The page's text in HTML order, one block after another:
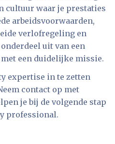
cultuur waar je prestaties
arbeidsvoorwaarden,
verlofregeling en
uit van een
een duidelijke missie.
expertise in te zetten
contact op met
je bij de volgende stap
professional.